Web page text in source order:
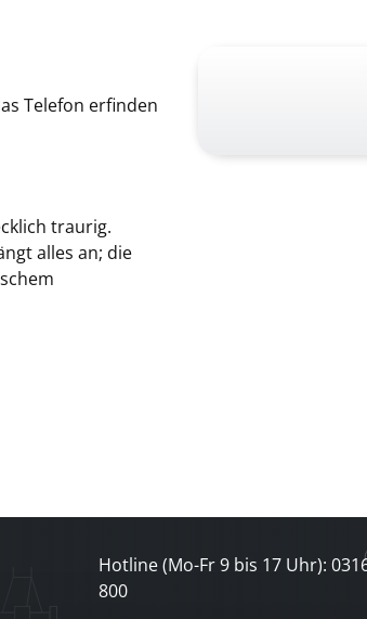
Telefon erfinden
traurig.
alles an; die
Hotline (Mo-Fr 9 bis 17 Uhr):
800